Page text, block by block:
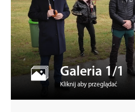
Bogatynia
Fundusze zewnętrzne
Środowisko
Galeria 1/1
Kliknij aby przeglądać